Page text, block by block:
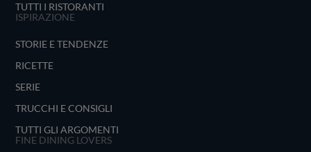
TUTTI I RISTORANTI
ISPIRAZIONE
STORIE E TENDENZE
RICETTE
SERIE
TRUCCHI E CONSIGLI
TUTTI GLI ARGOMENTI
FINE DINING LOVERS